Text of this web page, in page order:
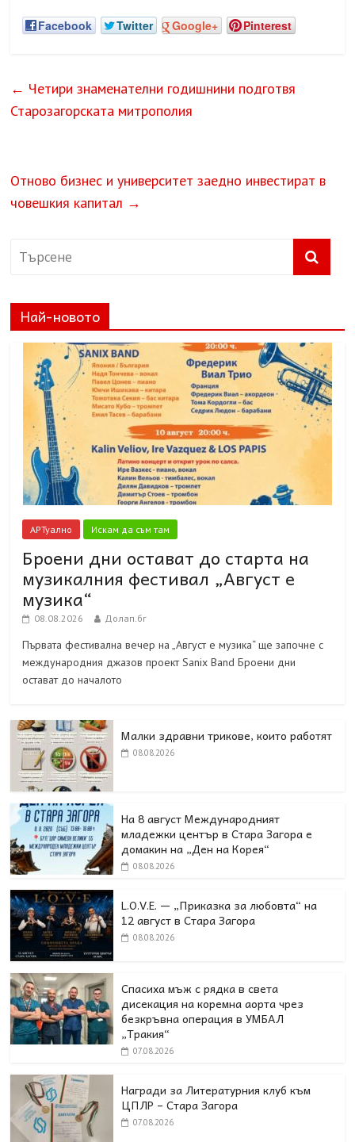
Facebook Twitter Google+ Pinterest
← Четири знаменателни годишнини подготвя
Старозагорската митрополия
Отново бизнес и университет заедно инвестират в
човешкия капитал →
Най-новото
АРТуално Искам да съм там
Броени дни остават до старта на
музикалния фестивал „Август е
музика“
08.08.2026 Долап.бг
Първата фестивална вечер на „Август е музика“ ще започне с
международния джазов проект Sanix Band Броени дни
остават до началото
Малки здравни трикове, които работят
08.08.2026
На 8 август Международният
младежки център в Стара Загора е
домакин на „Ден на Корея“
08.08.2026
L.O.V.E. — „Приказка за любовта“ на
12 август в Стара Загора
08.08.2026
Спасиха мъж с рядка в света
дисекация на коремна аорта чрез
безкръвна операция в УМБАЛ
„Тракия“
07.08.2026
Награди за Литературния клуб към
ЦПЛР – Стара Загора
07.08.2026